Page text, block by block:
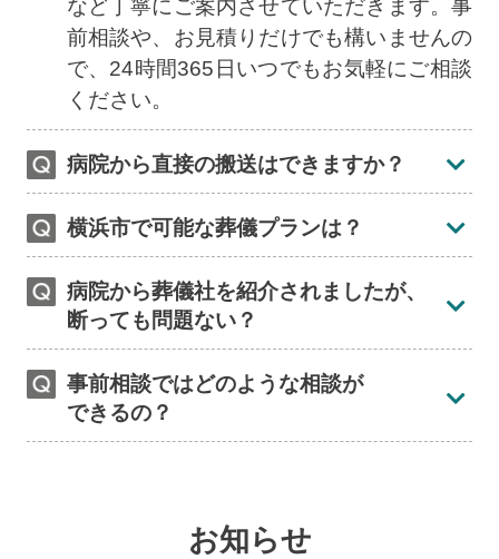
など丁寧にご案内させていただきます。事
前相談や、お見積りだけでも構いませんの
で、24時間365日いつでもお気軽にご相談
ください。
病院から直接の搬送はできますか？
横浜市で可能な葬儀プランは？
病院から葬儀社を紹介されましたが、
断っても問題ない？
事前相談ではどのような相談が
できるの？
お知らせ